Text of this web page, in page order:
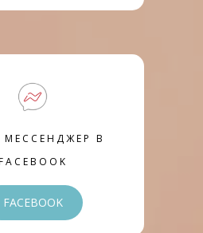
МЕССЕНДЖЕР В
FACEBOOK